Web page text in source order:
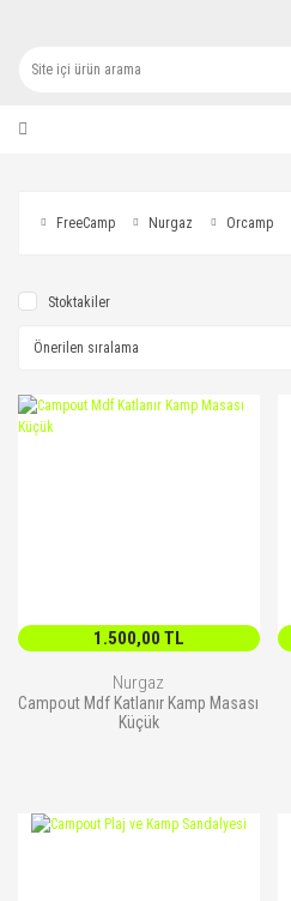
FreeCamp Nurgaz Orcamp
Stoktakiler
1.500,00 TL
Nurgaz
Campout Mdf Katlanır Kamp Masası
Küçük